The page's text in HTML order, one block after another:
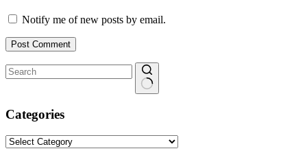
Notify me of new posts by email.
Post Comment
results
Categories
Categories